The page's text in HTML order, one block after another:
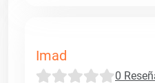
Imad
0